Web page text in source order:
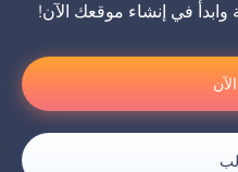
في إنشاء موقعك الآن!